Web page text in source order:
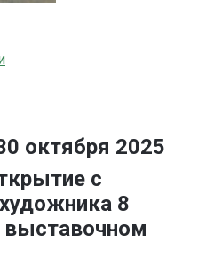
октября 2025
с
8
выставочном